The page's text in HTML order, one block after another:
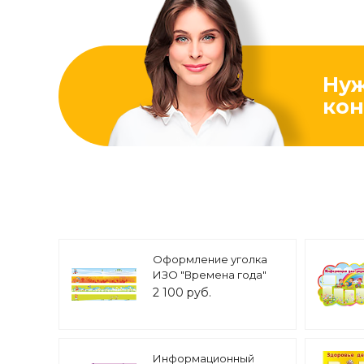
Оформление уголка
ИЗО "Времена года"
для выставки рисунков
2 100 руб.
Информационный